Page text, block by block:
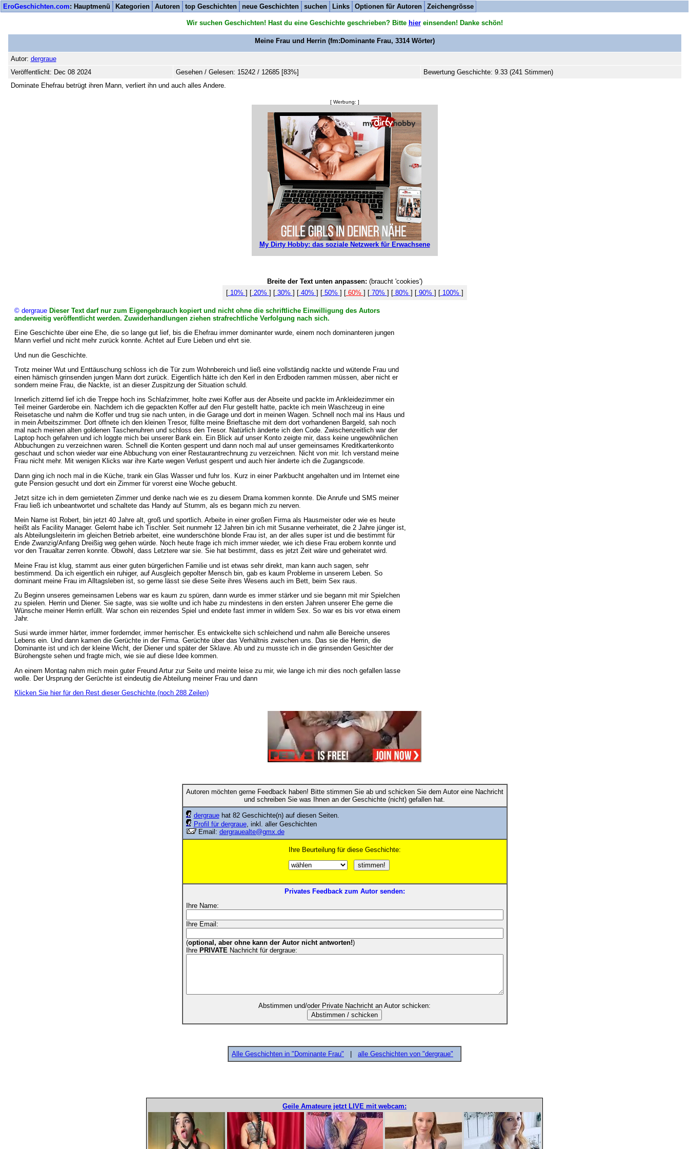
EroGeschichten.com: Hauptmenü Kategorien Autoren top Geschichten neue Geschichten suchen Links Optionen für Autoren Zeichengrösse
Wir suchen Geschichten! Hast du eine Geschichte geschrieben? Bitte hiereinsenden! Danke schön!
Meine Frau und Herrin(fm:Dominante Frau, 3314Wörter)
Autor: dergraue
Veröffentlicht: Dec 08 2024
Gesehen / Gelesen: 15242 / 12685 [83%]
Bewertung Geschichte: 9.33 (241 Stimmen)
Dominate Ehefrau betrügt ihren Mann, verliert ihn und auch alles Andere.
[ Werbung: ]
My Dirty Hobby: das soziale Netzwerk für Erwachsene
Breite der Text unten anpassen: (braucht 'cookies')
[10% ] [20% ] [30% ] [40% ] [50% ] [60% ] [70% ] [80% ] [90% ] [100% ]
© dergraue Dieser Text darf nur zum Eigengebrauch kopiert und nicht ohne die schriftliche Einwilligung des Autors
anderweitig veröffentlicht werden. Zuwiderhandlungen ziehen strafrechtliche Verfolgung nach sich.
Eine Geschichte über eine Ehe, die so lange gut lief, bis die Ehefrau immer dominanter wurde, einem noch dominanteren jungen
Mann verfiel und nicht mehr zurück konnte. Achtet auf Eure Lieben und ehrt sie.
Und nun die Geschichte.
Trotz meiner Wut und Enttäuschung schloss ich die Tür zum Wohnbereich und ließ eine vollständig nackte und wütende Frau und
einen hämisch grinsenden jungen Mann dort zurück. Eigentlich hätte ich den Kerl in den Erdboden rammen müssen, aber nicht er
sondern meine Frau, die Nackte, ist an dieser Zuspitzung der Situation schuld.
Innerlich zitternd lief ich die Treppe hoch ins Schlafzimmer, holte zwei Koffer aus der Abseite und packte im Ankleidezimmer ein
Teil meiner Garderobe ein. Nachdem ich die gepackten Koffer auf den Flur gestellt hatte, packte ich mein Waschzeug in eine
Reisetasche und nahm die Koffer und trug sie nach unten, in die Garage und dort in meinen Wagen. Schnell noch mal ins Haus und
in mein Arbeitszimmer. Dort öffnete ich den kleinen Tresor, füllte meine Brieftasche mit dem dort vorhandenen Bargeld, sah noch
mal nach meinen alten goldenen Taschenuhren und schloss den Tresor. Natürlich änderte ich den Code. Zwischenzeitlich war der
Laptop hoch gefahren und ich loggte mich bei unserer Bank ein. Ein Blick auf unser Konto zeigte mir, dass keine ungewöhnlichen
Abbuchungen zu verzeichnen waren. Schnell die Konten gesperrt und dann noch mal auf unser gemeinsames Kreditkartenkonto
geschaut und schon wieder war eine Abbuchung von einer Restaurantrechnung zu verzeichnen. Nicht von mir. Ich verstand meine
Frau nicht mehr. Mit wenigen Klicks war ihre Karte wegen Verlust gesperrt und auch hier änderte ich die Zugangscode.
Dann ging ich noch mal in die Küche, trank ein Glas Wasser und fuhr los. Kurz in einer Parkbucht angehalten und im Internet eine
gute Pension gesucht und dort ein Zimmer für vorerst eine Woche gebucht.
Jetzt sitze ich in dem gemieteten Zimmer und denke nach wie es zu diesem Drama kommen konnte. Die Anrufe und SMS meiner
Frau ließ ich unbeantwortet und schaltete das Handy auf Stumm, als es begann mich zu nerven.
Mein Name ist Robert, bin jetzt 40 Jahre alt, groß und sportlich. Arbeite in einer großen Firma als Hausmeister oder wie es heute
heißt als Facility Manager. Gelernt habe ich Tischler. Seit nunmehr 12 Jahren bin ich mit Susanne verheiratet, die 2 Jahre jünger ist,
als Abteilungsleiterin im gleichen Betrieb arbeitet, eine wunderschöne blonde Frau ist, an der alles super ist und die bestimmt für
Ende Zwanzig/Anfang Dreißig weg gehen würde. Noch heute frage ich mich immer wieder, wie ich diese Frau erobern konnte und
vor den Traualtar zerren konnte. Obwohl, dass Letztere war sie. Sie hat bestimmt, dass es jetzt Zeit wäre und geheiratet wird.
Meine Frau ist klug, stammt aus einer guten bürgerlichen Familie und ist etwas sehr direkt, man kann auch sagen, sehr
bestimmend. Da ich eigentlich ein ruhiger, auf Ausgleich gepolter Mensch bin, gab es kaum Probleme in unserem Leben. So
dominant meine Frau im Alltagsleben ist, so gerne lässt sie diese Seite ihres Wesens auch im Bett, beim Sex raus.
Zu Beginn unseres gemeinsamen Lebens war es kaum zu spüren, dann wurde es immer stärker und sie begann mit mir Spielchen
zu spielen. Herrin und Diener. Sie sagte, was sie wollte und ich habe zu mindestens in den ersten Jahren unserer Ehe gerne die
Wünsche meiner Herrin erfüllt. War schon ein reizendes Spiel und endete fast immer in wildem Sex. So war es bis vor etwa einem
Jahr.
Susi wurde immer härter, immer fordernder, immer herrischer. Es entwickelte sich schleichend und nahm alle Bereiche unseres
Lebens ein. Und dann kamen die Gerüchte in der Firma. Gerüchte über das Verhältnis zwischen uns. Das sie die Herrin, die
Dominante ist und ich der kleine Wicht, der Diener und später der Sklave. Ab und zu musste ich in die grinsenden Gesichter der
Bürohengste sehen und fragte mich, wie sie auf diese Idee kommen.
An einem Montag nahm mich mein guter Freund Artur zur Seite und meinte leise zu mir, wie lange ich mir dies noch gefallen lasse
wolle. Der Ursprung der Gerüchte ist eindeutig die Abteilung meiner Frau und dann
Klicken Sie hier für den Rest dieser Geschichte (noch 288 Zeilen)
Autoren möchten gerne Feedback haben! Bitte stimmen Sie ab und schicken Sie dem Autor eine Nachricht
und schreiben Sie was Ihnen an der Geschichte (nicht) gefallen hat.
dergrauehat 82 Geschichte(n) auf diesen Seiten.
Profil für dergraue, inkl. aller Geschichten
Email: dergrauealte@gmx.de
Ihre Beurteilung für diese Geschichte:
Privates Feedback zum Autor senden:
Ihre Name:
Ihre Email:
(optional, aber ohne kann der Autor nicht antworten!)
Ihre PRIVATENachricht für dergraue:
Abstimmen und/oder Private Nachricht an Autor schicken:
Alle Geschichten in "Dominante Frau" | alle Geschichten von "dergraue"
Geile Amateure jetzt LIVE mit webcam: